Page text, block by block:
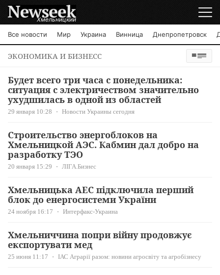
Хмельницкий
Все новости Мир Украина Винница Днепропетровск
ЭКОНОМИКА И БИЗНЕСС
Будет всего три часа с понедельника:
ситуация с электричеством значительно
ухудшилась в одной из областей
29 января 10:28 Новости Украины сегодня
Строительство энергоблоков на
Хмельницкой АЭС. Кабмин дал добро на
разработку ТЭО
20 января 15:29 ЛІГА.Бизнес
Хмельницька АЕС підключила перший
блок до енергосистеми України
24 ноября 16:17 Интерфакс-Украина
Хмельниччина попри війну продовжує
експортувати мед
25 июня 11:17 ІАС Аграрії разом: новини агросвіту та агробізнесу